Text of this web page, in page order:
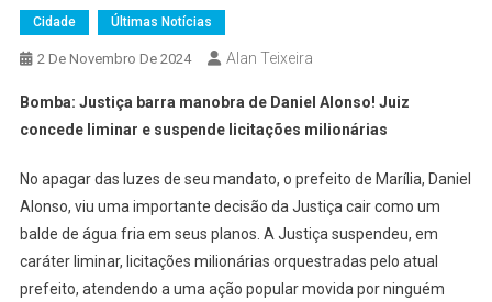
Cidade Últimas Notícias
2 De Novembro De 2024 Alan Teixeira
Bomba: Justiça barra manobra de Daniel Alonso! Juiz
concede liminar e suspende licitações milionárias
No apagar das luzes de seu mandato, o prefeito de Marília, Daniel
Alonso, viu uma importante decisão da Justiça cair como um
balde de água fria em seus planos. A Justiça suspendeu, em
caráter liminar, licitações milionárias orquestradas pelo atual
prefeito, atendendo a uma ação popular movida por ninguém